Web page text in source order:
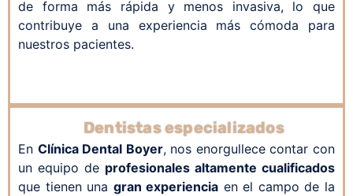
de forma más rápida y menos invasiva, lo que
contribuye a una experiencia más cómoda para
nuestros pacientes.
Dentistas especializados
En Clínica Dental Boyer, nos enorgullece contar con
un equipo de profesionales altamente cualificados
que tienen una gran experiencia en el campo de la